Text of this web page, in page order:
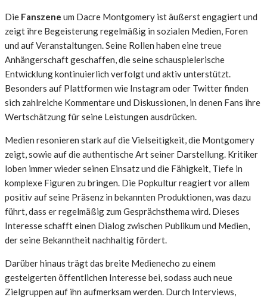
Die Fanszene um Dacre Montgomery ist äußerst engagiert und
zeigt ihre Begeisterung regelmäßig in sozialen Medien, Foren
und auf Veranstaltungen. Seine Rollen haben eine treue
Anhängerschaft geschaffen, die seine schauspielerische
Entwicklung kontinuierlich verfolgt und aktiv unterstützt.
Besonders auf Plattformen wie Instagram oder Twitter finden
sich zahlreiche Kommentare und Diskussionen, in denen Fans ihre
Wertschätzung für seine Leistungen ausdrücken.
Medien resonieren stark auf die Vielseitigkeit, die Montgomery
zeigt, sowie auf die authentische Art seiner Darstellung. Kritiker
loben immer wieder seinen Einsatz und die Fähigkeit, Tiefe in
komplexe Figuren zu bringen. Die Popkultur reagiert vor allem
positiv auf seine Präsenz in bekannten Produktionen, was dazu
führt, dass er regelmäßig zum Gesprächsthema wird. Dieses
Interesse schafft einen Dialog zwischen Publikum und Medien,
der seine Bekanntheit nachhaltig fördert.
Darüber hinaus trägt das breite Medienecho zu einem
gesteigerten öffentlichen Interesse bei, sodass auch neue
Zielgruppen auf ihn aufmerksam werden. Durch Interviews,